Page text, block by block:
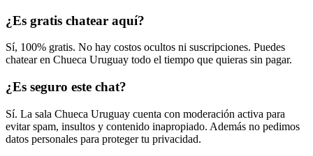
¿Es gratis chatear aquí?
Sí, 100% gratis. No hay costos ocultos ni suscripciones. Puedes
chatear en Chueca Uruguay todo el tiempo que quieras sin pagar.
¿Es seguro este chat?
Sí. La sala Chueca Uruguay cuenta con moderación activa para
evitar spam, insultos y contenido inapropiado. Además no pedimos
datos personales para proteger tu privacidad.